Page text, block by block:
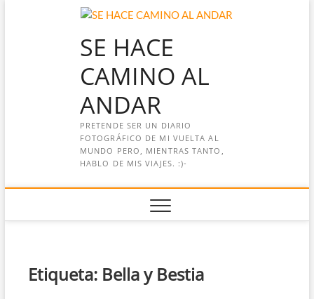
SE HACE
CAMINO AL
ANDAR
PRETENDE SER UN DIARIO
FOTOGRÁFICO DE MI VUELTA AL
MUNDO PERO, MIENTRAS TANTO,
HABLO DE MIS VIAJES. :)-
Etiqueta: Bella y Bestia